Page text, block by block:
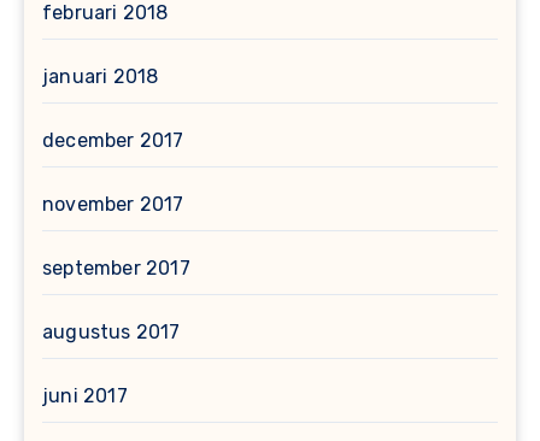
februari 2018
januari 2018
december 2017
november 2017
september 2017
augustus 2017
juni 2017